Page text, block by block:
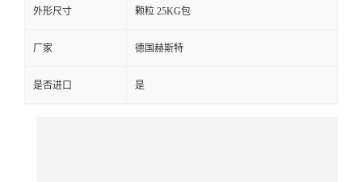
外形尺寸 颗粒 25KG包
厂家 德国赫斯特
是否进口 是